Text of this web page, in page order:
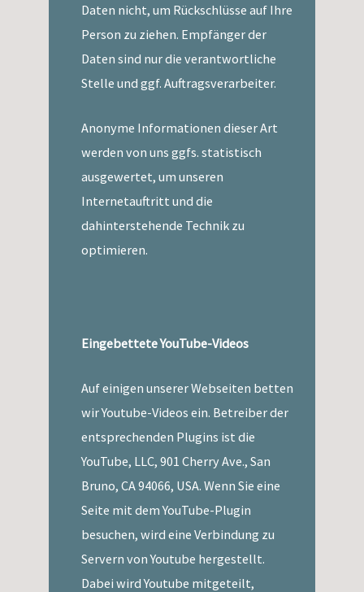
Daten nicht, um Rückschlüsse auf Ihre
Person zu ziehen. Empfänger der
Daten sind nur die verantwortliche
Stelle und ggf. Auftragsverarbeiter.
Anonyme Informationen dieser Art
werden von uns ggfs. statistisch
ausgewertet, um unseren
Internetauftritt und die
dahinterstehende Technik zu
optimieren.
Eingebettete YouTube-Videos
Auf einigen unserer Webseiten betten
wir Youtube-Videos ein. Betreiber der
entsprechenden Plugins ist die
YouTube, LLC, 901 Cherry Ave., San
Bruno, CA 94066, USA. Wenn Sie eine
Seite mit dem YouTube-Plugin
besuchen, wird eine Verbindung zu
Servern von Youtube hergestellt.
Dabei wird Youtube mitgeteilt,